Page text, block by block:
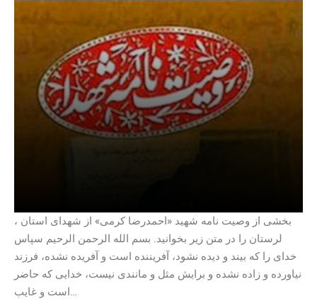
، بخشی از وصیت نامه شهید «احمدرضا کرمی» از شهدای استان
لرستان را در متن زیر بخوانید. بسم الله الرحمن الرحیم سپاس
خدای را که بیند و دیده نشود، آفریننده است و آفریده نشده، فرزند
نیاورده و زاده نشده و برایش مثل و مانندی نیست، خدایی که حاضر
است و غایب…